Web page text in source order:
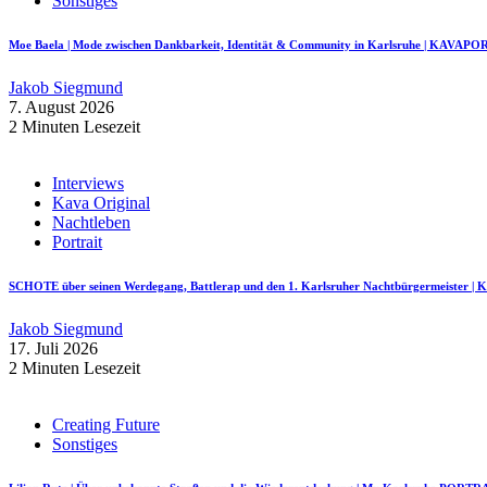
Moe Baela | Mode zwischen Dankbarkeit, Identität & Community in Karlsruhe |
Jakob Siegmund
7. August 2026
2 Minuten Lesezeit
Interviews
Kava Original
Nachtleben
Portrait
SCHOTE über seinen Werdegang, Battlerap und den 1. Karlsruher Nachtbürgermeister |
Jakob Siegmund
17. Juli 2026
2 Minuten Lesezeit
Creating Future
Sonstiges